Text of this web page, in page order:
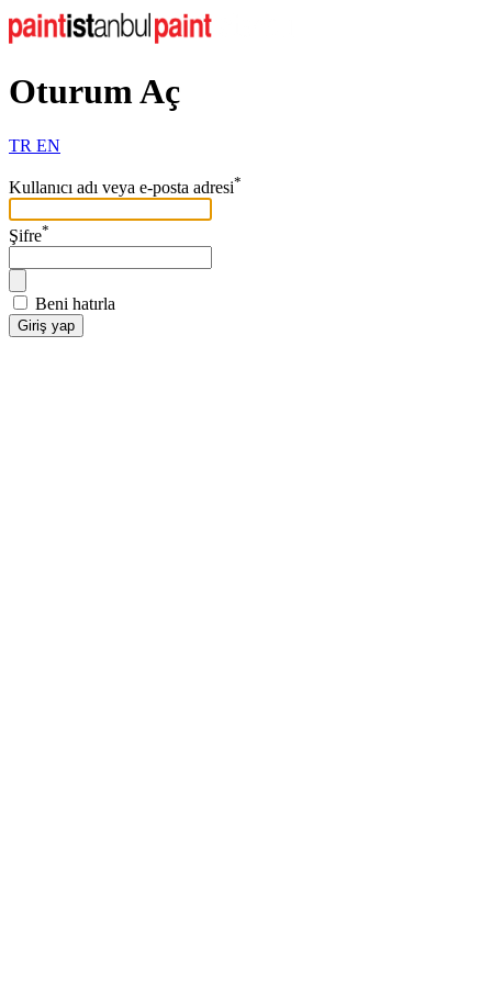
Oturum Aç
TR EN
Kullanıcı adı veya e-posta adresi*
Şifre*
Beni hatırla
Giriş yap